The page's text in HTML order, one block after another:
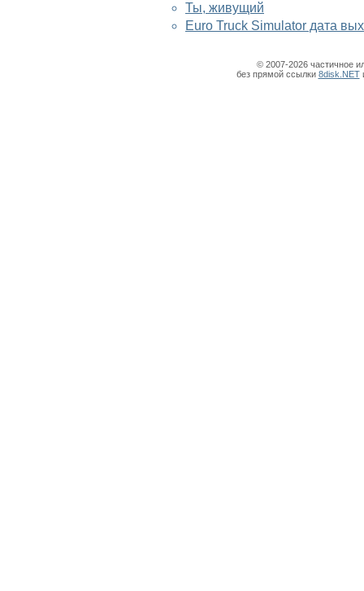
Ты, живущий
Euro Truck Simulator дата
© 2007-2026 частичное
без прямой ссылки 8disk.NET